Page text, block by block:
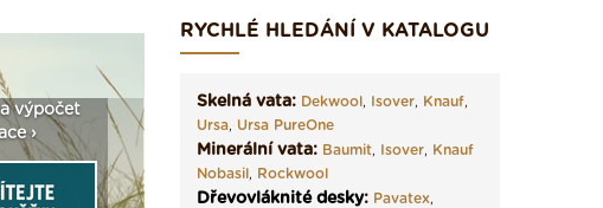
výpočet
›
Seriál: Fasády ETICS a
vše podstatné v kostce ›
Vyberte si izolaci a pak
ji tady klidně poptejte ›
RYCHLÉ HLEDÁNÍ V KATALOGU
Skelná vata: Dekwool, Isover, Knauf,
Ursa, Ursa PureOne
Minerální vata: Baumit, Isover, Knauf
Nobasil, Rockwool
Dřevovláknité desky: Pavatex,